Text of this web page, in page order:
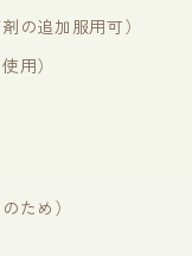
の追加服用可）
用）
ため）